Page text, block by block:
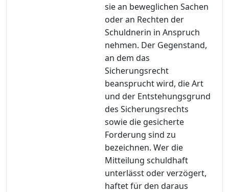
sie an beweglichen Sachen
oder an Rechten der
Schuldnerin in Anspruch
nehmen. Der Gegenstand,
an dem das
Sicherungsrecht
beansprucht wird, die Art
und der Entstehungsgrund
des Sicherungsrechts
sowie die gesicherte
Forderung sind zu
bezeichnen. Wer die
Mitteilung schuldhaft
unterlässt oder verzögert,
haftet für den daraus